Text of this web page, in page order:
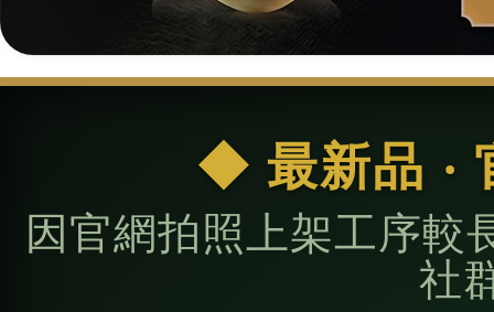
◆ 最新品 ‧
因官網拍照上架工序較
社